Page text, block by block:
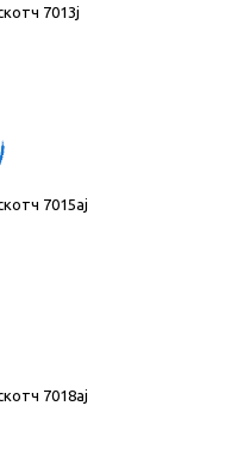
7013j
7015aj
7018aj